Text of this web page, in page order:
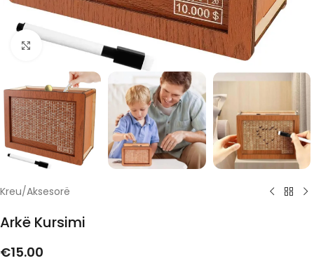
Click to enlarge
Kreu/Aksesorë
Arkë Kursimi
€15.00